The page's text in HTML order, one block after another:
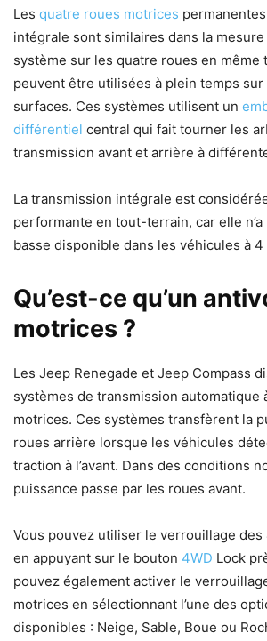
Les quatre roues motrices
intégrale sont similaires dans la
système sur les quatre roues en même
peuvent être utilisées à plein temps
surfaces. Ces systèmes utilisent un
différentiel central qui fait tourner les
transmission avant et arrière à
La transmission intégrale est
performante en tout-terrain, car elle n’a
basse disponible dans les véhicules à
Qu’est-ce qu’un
motrices ?
Les Jeep Renegade et Jeep Compass
systèmes de transmission automatique
motrices. Ces systèmes transfèrent la
roues arrière lorsque les véhicules
traction à l’avant. Dans des conditions
puissance passe par les roues avant.
Vous pouvez utiliser le verrouillage
en appuyant sur le bouton 4WD Lock
pouvez également activer le
motrices en sélectionnant l’une des
disponibles : Neige, Sable, Boue ou